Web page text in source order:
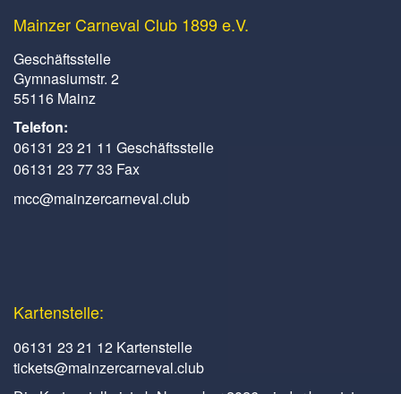
Mainzer Carneval Club 1899 e.V.
Geschäftsstelle
Gymnasiumstr. 2
55116 Mainz
Telefon:
06131 23 21 11 Geschäftsstelle
06131 23 77 33 Fax
mcc@mainzercarneval.club
Kartenstelle:
06131 23 21 12 Kartenstelle
tickets@mainzercarneval.club